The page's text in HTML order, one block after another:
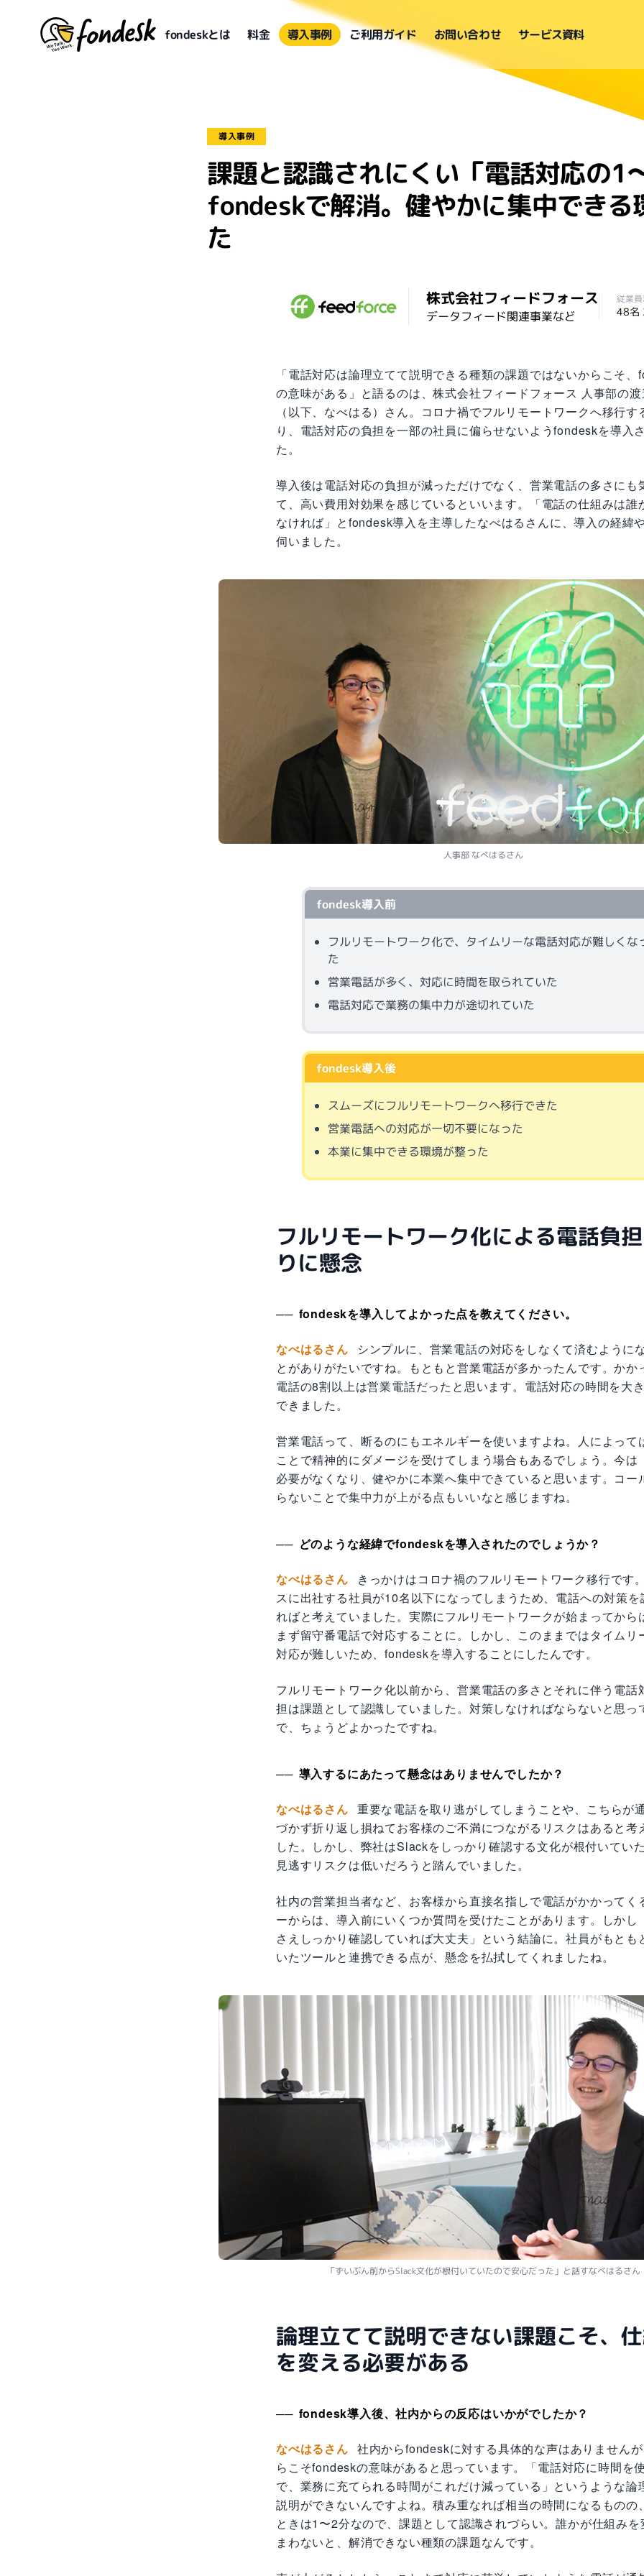
fondeskとは 料金 導入事例 ご利用ガイド お問い合わせ サービス資料
導入事例
課題と認識されにくい「電話対応の1
fondeskで解消。健やかに集中できる
た
株式会社フィードフォース
データフィード関連事業など
従業員
48名
「電話対応は論理立てて説明できる種類の課題ではないからこそ
の意味がある」と語るのは、株式会社フィードフォース 人事部の
（以下、なべはる）さん。コロナ禍でフルリモートワークへ移行す
り、電話対応の負担を一部の社員に偏らせないようfondeskを導入
た。
導入後は電話対応の負担が減っただけでなく、営業電話の多さにも
て、高い費用対効果を感じているといいます。「電話の仕組みは誰
なければ」とfondesk導入を主導したなべはるさんに、導入の経緯
伺いました。
人事部 なべはるさん
fondesk導入前
フルリモートワーク化で、タイムリーな電話対応が難しくな
た
営業電話が多く、対応に時間を取られていた
電話対応で業務の集中力が途切れていた
fondesk導入後
スムーズにフルリモートワークへ移行できた
営業電話への対応が一切不要になった
本業に集中できる環境が整った
フルリモートワーク化による電話負
りに懸念
fondeskを導入してよかった点を教えてください。
なべはるさん
シンプルに、営業電話の対応をしなくて済むように
とがありがたいですね。もともと営業電話が多かったんです。かか
電話の8割以上は営業電話だったと思います。電話対応の時間を大
できました。
営業電話って、断るのにもエネルギーを使いますよね。人によって
ことで精神的にダメージを受けてしまう場合もあるでしょう。今は
必要がなくなり、健やかに本業へ集中できていると思います。コー
らないことで集中力が上がる点もいいなと感じますね。
どのような経緯でfondeskを導入されたのでしょうか？
なべはるさん
きっかけはコロナ禍のフルリモートワーク移行です
スに出社する社員が10名以下になってしまうため、電話への対策
ればと考えていました。実際にフルリモートワークが始まってから
まず留守番電話で対応することに。しかし、このままではタイムリ
対応が難しいため、fondeskを導入することにしたんです。
フルリモートワーク化以前から、営業電話の多さとそれに伴う電話
担は課題として認識していました。対策しなければならないと思っ
で、ちょうどよかったですね。
導入するにあたって懸念はありませんでしたか？
なべはるさん 重要な電話を取り逃がしてしまうことや、こちらが
づかず折り返し損ねてお客様のご不満につながるリスクはあると考
した。しかし、弊社はSlackをしっかり確認する文化が根付いてい
見逃すリスクは低いだろうと踏んでいました。
社内の営業担当者など、お客様から直接名指しで電話がかかってく
ーからは、導入前にいくつか質問を受けたことがあります。しかし
さえしっかり確認していれば大丈夫」という結論に。社員がもとも
いたツールと連携できる点が、懸念を払拭してくれましたね。
「ずいぶん前からSlack文化が根付いていたので安心だった」と話すなべはるさん
論理立てて説明できない課題こそ、
を変える必要がある
fondesk導入後、社内からの反応はいかがでしたか？
なべはるさん 社内からfondeskに対する具体的な声はありません
らこそfondeskの意味があると思っています。「電話対応に時間を
で、業務に充てられる時間がこれだけ減っている」というような論
説明ができないんですよね。積み重なれば相当の時間になるものの
ときは1〜2分なので、課題として認識されづらい。誰かが仕組み
まわないと、解消できない種類の課題なんです。